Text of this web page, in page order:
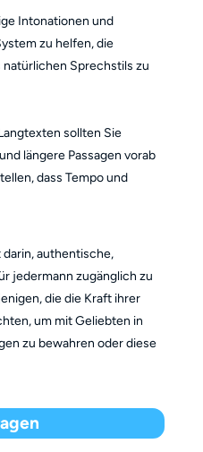
Intonationen und
zu helfen, die
Sprechstils zu
sollten Sie
längere Passagen vorab
dass Tempo und
darin, authentische,
jedermann zugänglich zu
die die Kraft ihrer
um mit Geliebten in
zu bewahren oder diese